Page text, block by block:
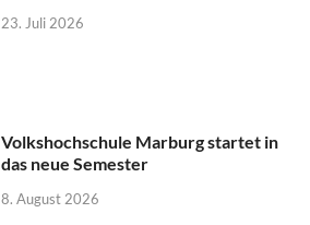
23. Juli 2026
Volkshochschule Marburg startet in
das neue Semester
8. August 2026